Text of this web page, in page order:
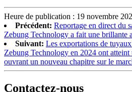
Heure de publication : 19 novembre
Précédent: Reportage en direct du
Zebung Technology a fait une brillante
Suivant: Les exportations de
Zebung Technology en 2024 ont atteint
ouvrant un nouveau chapitre sur le
Contactez-nous